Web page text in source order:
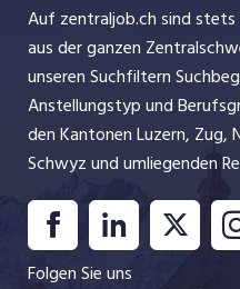
innovative Lösungen, die
beitragen, Sicherheit
Energiebedarf regeln und
Mitarbeitenden an einem
Niederlassungen sind wir
Entfalte dein ...
INSERAT ANSEHEN
Auf zentraljob.ch sind stets
aus der ganzen
unseren Suchfiltern
Anstellungstyp und
den Kantonen Luzern, Zug,
Schwyz und umliegenden
Folgen Sie uns